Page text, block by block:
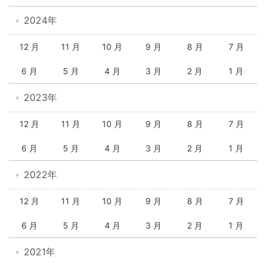
2024年
12 月 11 月 10 月 9 月 8 月 7 月
6 月 5 月 4 月 3 月 2 月 1 月
2023年
12 月 11 月 10 月 9 月 8 月 7 月
6 月 5 月 4 月 3 月 2 月 1 月
2022年
12 月 11 月 10 月 9 月 8 月 7 月
6 月 5 月 4 月 3 月 2 月 1 月
2021年